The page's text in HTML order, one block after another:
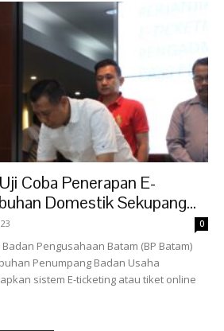
Coba Penerapan E-
Domestik Sekupang...
0
Pengusahaan Batam (BP Batam)
Penumpang Badan Usaha
sistem E-ticketing atau tiket online